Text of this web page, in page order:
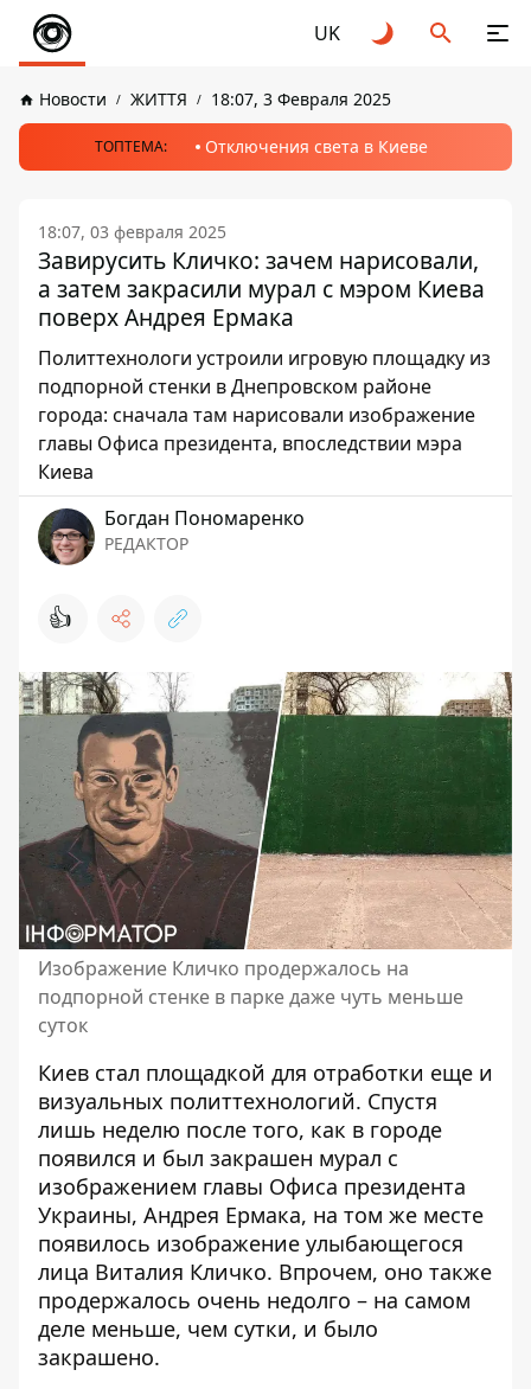
UK
Новости ЖИТТЯ 18:07, 3 Февраля 2025
ТОПТЕМА: Отключения света в Киеве
18:07, 03 февраля 2025
Завирусить Кличко: зачем нарисовали,
а затем закрасили мурал с мэром Киева
поверх Андрея Ермака
Политтехнологи устроили игровую площадку из
подпорной стенки в Днепровском районе
города: сначала там нарисовали изображение
главы Офиса президента, впоследствии мэра
Киева
Богдан Пономаренко
РЕДАКТОР
👍
Изображение Кличко продержалось на
подпорной стенке в парке даже чуть меньше
суток
Киев стал площадкой для отработки еще и
визуальных политтехнологий. Спустя
лишь неделю после того, как в городе
появился и был закрашен мурал с
изображением главы Офиса президента
Украины, Андрея Ермака, на том же месте
появилось изображение улыбающегося
лица Виталия Кличко. Впрочем, оно также
продержалось очень недолго – на самом
деле меньше, чем сутки, и было
закрашено.